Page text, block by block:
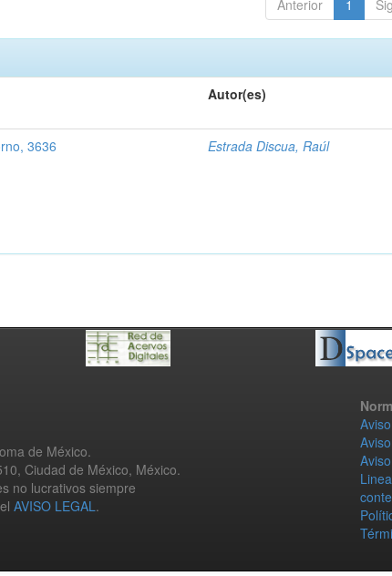
Anterior 1
Autor(es)
3636 Estrada Discua, Raúl
de México.
Ciudad de México, México.
no lucrativos siempre
AVISO LEGAL.